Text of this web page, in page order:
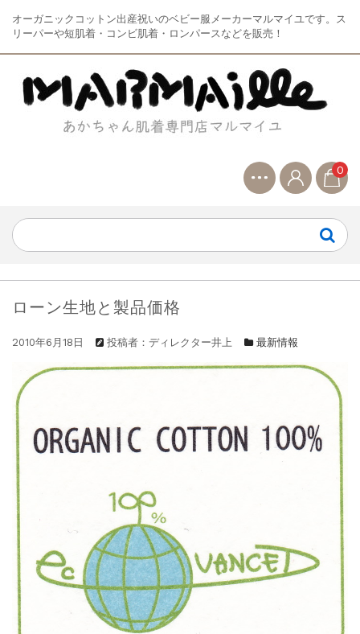
オーガニックコットン出産祝いのベビー服メーカーマルマイユです。ス
リーパーや短肌着・コンビ肌着・ロンパースなどを販売！
0
ローン生地と製品価格
2010年6月18日 投稿者：ディレクター井上 最新情報